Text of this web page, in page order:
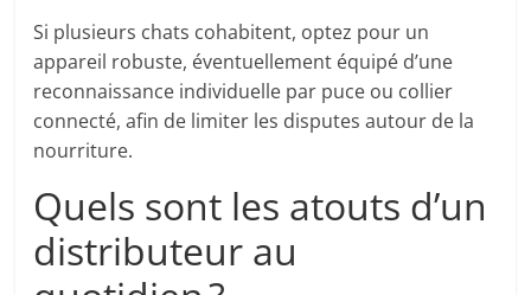
Si plusieurs chats cohabitent, optez pour un
appareil robuste, éventuellement équipé d’une
reconnaissance individuelle par puce ou collier
connecté, afin de limiter les disputes autour de la
nourriture.
Quels sont les atouts d’un
distributeur au